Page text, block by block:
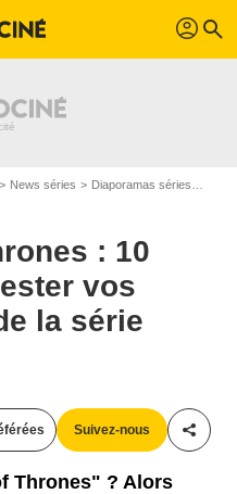
profil search
News séries Diaporamas séries
: 10
vos
la série
Suivez-nous
Thrones" ? Alors